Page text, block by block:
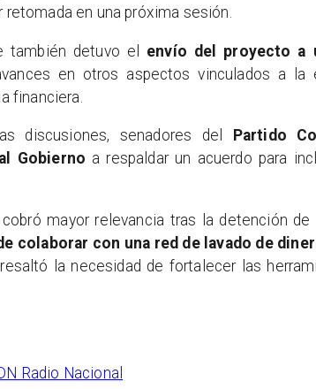
retomada en una próxima sesión.
también detuvo el envío del proyecto a
en otros aspectos vinculados a
financiera.
discusiones, senadores del
Partido
Gobierno a respaldar un acuerdo para
mayor relevancia tras la detención
colaborar con una red de lavado de
la necesidad de fortalecer las
Radio Nacional